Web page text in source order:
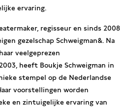
ervaring.
regisseur en sinds 2008
gezelschap Schweigman&. Na
veelgeprezen
heeft Boukje Schweigman in
stempel op de Nederlandse
voorstellingen worden
en zintuigelijke ervaring van